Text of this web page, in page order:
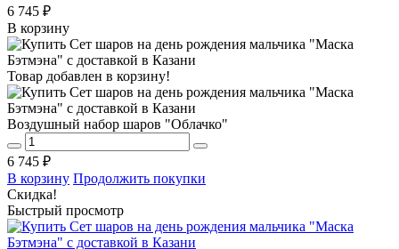
6 745 ₽
В корзину
Товар добавлен в корзину!
Воздушный набор шаров "Облачко"
6 745 ₽
В корзину Продолжить покупки
Скидка!
Быстрый просмотр